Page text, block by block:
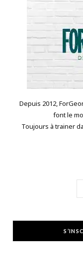
Depuis 2012,
font le
Toujours à trainer